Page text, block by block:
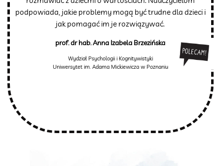
podpowiada, jakie problemy mogą być trudne dla dzieci i
jak pomagać im je rozwiązywać.
prof. dr hab. Anna Izabela Brzezińska
Wydział Psychologii i Kognitywistyki
Uniwersytet im. Adama Mickiewicza w Poznaniu